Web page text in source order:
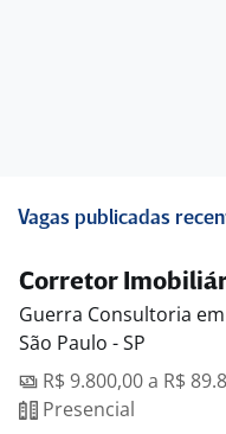
Vagas publicadas
Corretor
Guerra Consultoria
São Paulo - SP
R$ 9.800,00 a R$
Presencial